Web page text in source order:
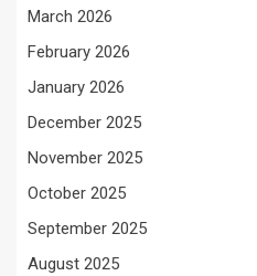
March 2026
February 2026
January 2026
December 2025
November 2025
October 2025
September 2025
August 2025